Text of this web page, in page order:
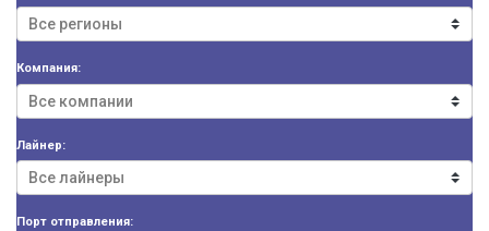
Компания:
Лайнер:
Порт отправления: